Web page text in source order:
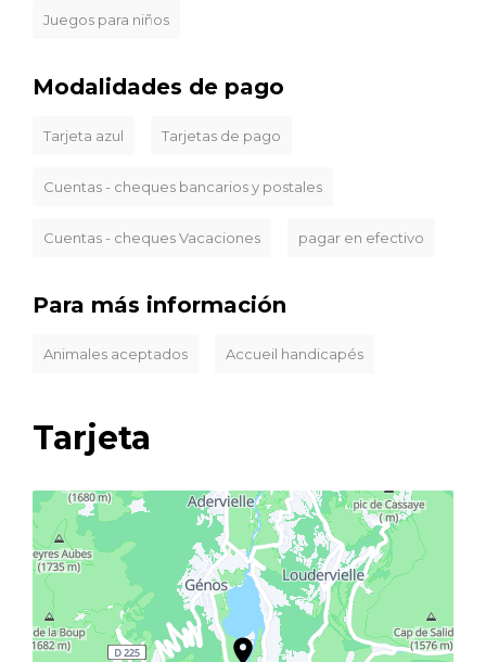
Juegos para niños
Modalidades de pago
Tarjeta azul Tarjetas de pago
Cuentas - cheques bancarios y postales
Cuentas - cheques Vacaciones pagar en efectivo
Para más información
Animales aceptados Accueil handicapés
Tarjeta